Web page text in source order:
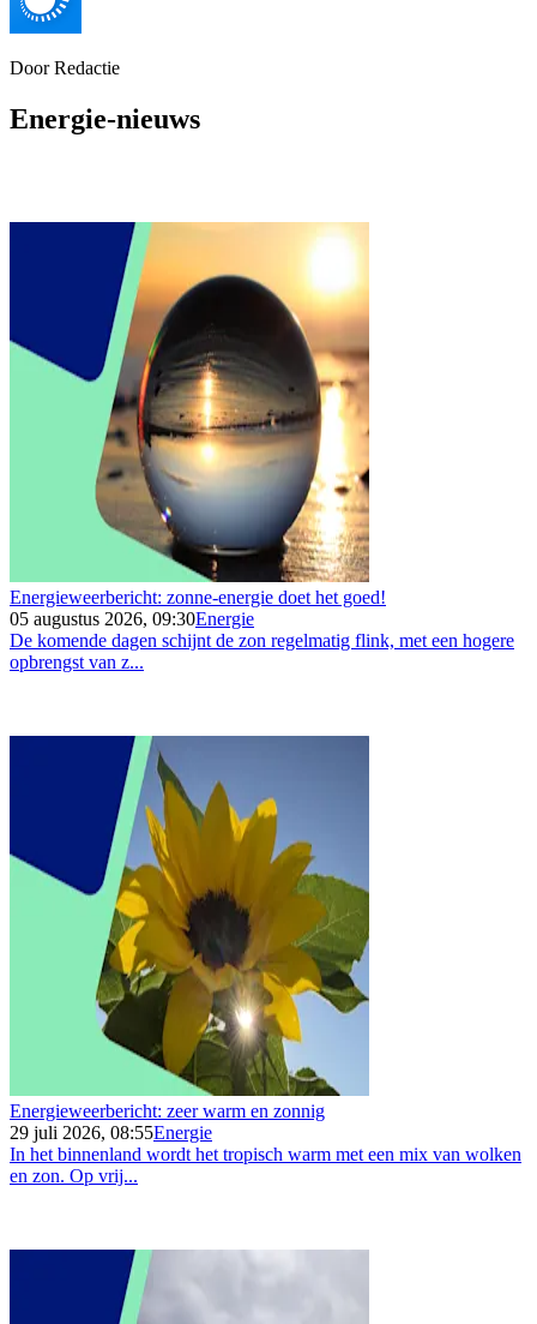
DoorRedactie
Energie-nieuws
Energieweerbericht: zonne-energie doet het goed!
05 augustus 2026, 09:30Energie
De komende dagen schijnt de zon regelmatig flink, met een hogere
opbrengst van z...
Energieweerbericht: zeer warm en zonnig
29 juli 2026, 08:55Energie
In het binnenland wordt het tropisch warm met een mix van wolken
en zon. Op vrij...